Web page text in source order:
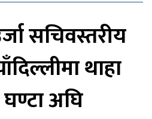
सचिवस्तरीय
थाहा
अघि